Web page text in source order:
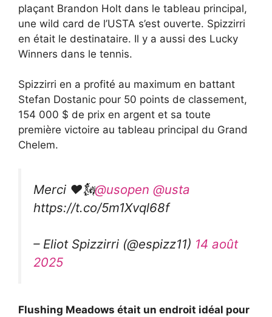
plaçant Brandon Holt dans le tableau principal,
une wild card de l’USTA s’est ouverte. Spizzirri
en était le destinataire. Il y a aussi des Lucky
Winners dans le tennis.
Spizzirri en a profité au maximum en battant
Stefan Dostanic pour 50 points de classement,
154 000 $ de prix en argent et sa toute
première victoire au tableau principal du Grand
Chelem.
Merci ❤️🗽@usopen @usta
https://t.co/5m1Xvql68f
– Eliot Spizzirri (@espizz11) 14 août
2025
Flushing Meadows était un endroit idéal pour